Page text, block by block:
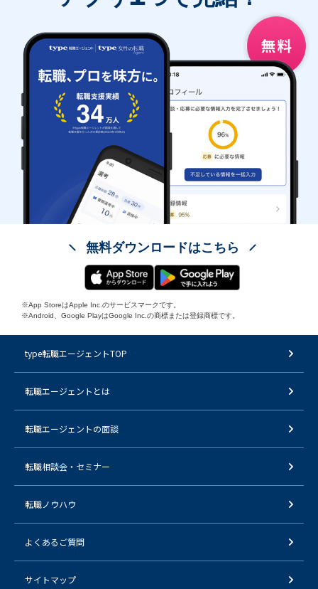
無料ダウンロードはこちら
※App StoreはApple Inc.のサービスマークです。
※Android、Google PlayはGoogle Inc.の商標または登録商標です。
type転職エージェントTOP
転職エージェントとは
転職エージェントの面談
転職相談会・セミナー
転職ノウハウ
よくあるご質問
サイトマップ